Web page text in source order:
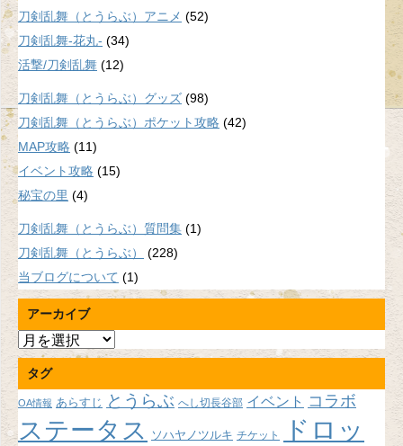
刀剣乱舞（とうらぶ）アニメ (52)
刀剣乱舞-花丸- (34)
活撃/刀剣乱舞 (12)
刀剣乱舞（とうらぶ）グッズ (98)
刀剣乱舞（とうらぶ）ポケット攻略 (42)
MAP攻略 (11)
イベント攻略 (15)
秘宝の里 (4)
刀剣乱舞（とうらぶ）質問集 (1)
刀剣乱舞（とうらぶ）
(228)
当ブログについて (1)
アーカイブ
ア
ー
カ
イ
ブ
タグ
OA情報 あらすじ とうらぶ へし切長谷部 イベント コラボ
ステータス ソハヤノツルキ チケット ドロッ